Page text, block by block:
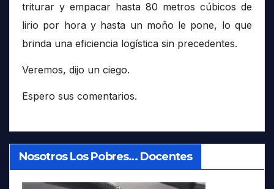
triturar y empacar hasta 80 metros cúbicos de
lirio por hora y hasta un moño le pone, lo que
brinda una eficiencia logística sin precedentes.
Veremos, dijo un ciego.
Espero sus comentarios.
Nosotros Los Pobres… Docentes